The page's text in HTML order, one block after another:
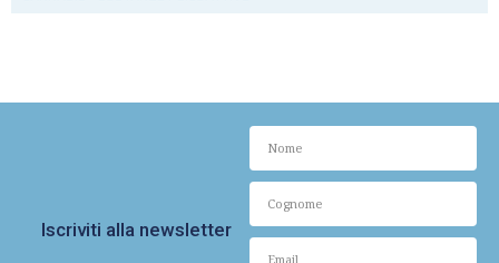
Iscriviti alla newsletter